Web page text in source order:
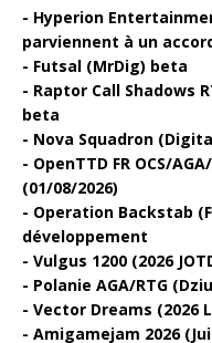
Hyperion
parviennent à un
Futsal (MrDig) beta
Raptor Call Shadows
beta
Nova Squadron
OpenTTD FR OCS/
(01/08/2026)
Operation Backstab
développement
Vulgus 1200 (2026
Polanie AGA/RTG
Vector Dreams (2026
Amigamejam 2026